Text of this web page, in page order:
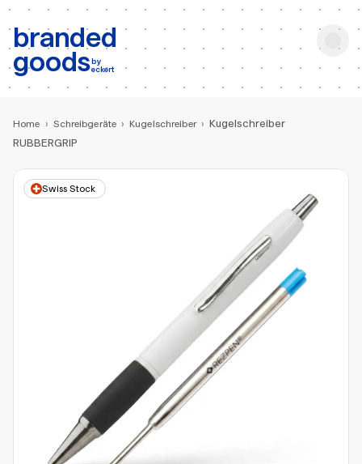
branded
goodsby
eckert
b: Produktsuche
Home › Schreibgeräte › Kugelschreiber › Kugelschreiber
RUBBERGRIP
Swiss Stock